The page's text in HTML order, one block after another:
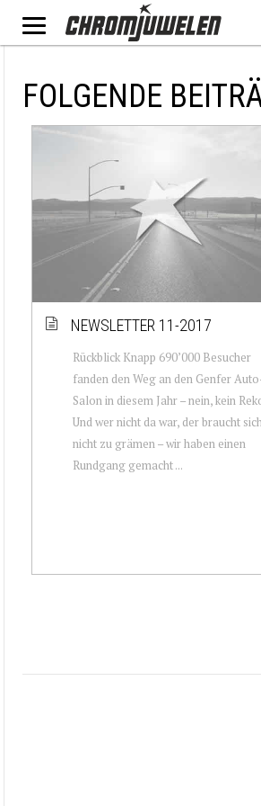
FOLGENDE
NEWSLETTER 11-2017
Rückblick Knapp 690’000 Besucher
fanden den Weg an den Genfer
Salon in diesem Jahr – nein, kein
Und wer nicht da war, der braucht
nicht zu grämen – wir haben einen
Rundgang gemacht ...